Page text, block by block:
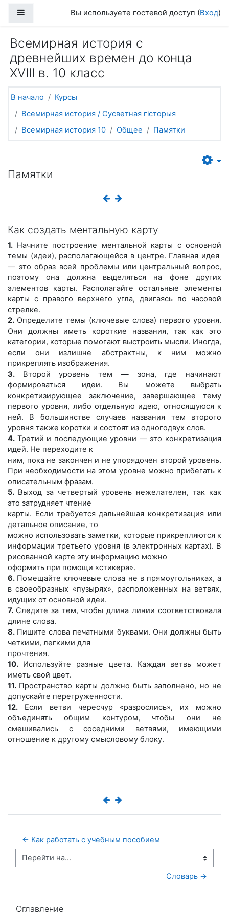
Боковая панельВы используете гостевой доступ (Вход)
Всемирная история с
древнейших времен до конца
XVIII в. 10 класс
В начало
Курсы
Всемирная история / Сусветная гісторыя
Всемирная история 10
Общее Памятки
Памятки
Как создать ментальную карту
1. Начните построение ментальной карты с основной
темы (идеи), располагающейся в центре. Главная идея
— это образ всей проблемы или центральный вопрос,
поэтому она должна выделяться на фоне других
элементов карты. Располагайте остальные элементы
карты с правого верхнего угла, двигаясь по часовой
стрелке.
2. Определите темы (ключевые слова) первого уровня.
Они должны иметь короткие названия, так как это
категории, которые помогают выстроить мысли. Иногда,
если они излишне абстрактны, к ним можно
прикреплять изображения.
3. Второй уровень тем — зона, где начинают
формироваться идеи. Вы можете выбрать
конкретизирующее заключение, завершающее тему
первого уровня, либо отдельную идею, относящуюся к
ней. В большинстве случаев названия тем второго
уровня также коротки и состоят из одногодвух слов.
4. Третий и последующие уровни — это конкретизация
идей. Не переходите к
ним, пока не закончен и не упорядочен второй уровень.
При необходимости наэтом уровне можно прибегать к
описательным фразам.
5. Выход за четвертый уровень нежелателен, так как
это затрудняет чтение
карты. Если требуется дальнейшая конкретизация или
детальное описание, то
можно использовать заметки, которые прикрепляются к
информации третьегоуровня (в электронных картах). В
рисованной карте эту информацию можно
оформить при помощи «стикера».
6. Помещайте ключевые слова не в прямоугольниках, а
в своеобразных «пузырях», расположенных на ветвях,
идущих от основной идеи.
7. Следите за тем, чтобы длина линии соответствовала
длине слова.
8. Пишите слова печатными буквами. Они должны быть
четкими, легкими для
прочтения.
10. Используйте разные цвета. Каждая ветвь может
иметь свой цвет.
11. Пространство карты должно быть заполнено, но не
допускайте перегруженности.
12. Если ветви чересчур «разрослись», их можно
объединять общим контуром, чтобы они не
смешивались с соседними ветвями, имеющими
отношение к другому смысловому блоку.
← Как работать с учебным пособием
Перейти на...
Словарь →
Оглавление